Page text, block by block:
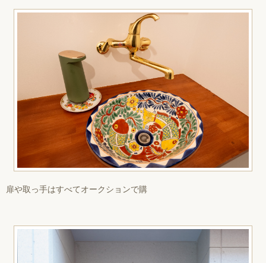
扉や取っ手はすべてオークションで購